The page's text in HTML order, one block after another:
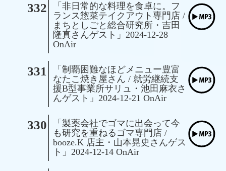
332
「非日常的な料理を食卓に。フ
ランス惣菜テイクアウト専門店 /
まちとしごと総合研究所・吉田
隆真さんゲスト」2024-12-28
OnAir
331
「制覇困難なほどメニュー豊富
なたこ焼き屋さん / 就労継続支
援B型事業所サリュ・池田麻衣さ
んゲスト」2024-12-21 OnAir
330
「製薬会社でゴマに出会って今
も研究を重ねるゴマ専門店 /
booze.K 店主・山本晃史さんゲス
ト」2024-12-14 OnAir